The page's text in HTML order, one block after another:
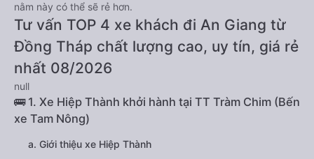
nằm này có thể sẽ rẻ hơn.
Tư vấn TOP 4 xe khách đi An Giang từ
Đồng Tháp chất lượng cao, uy tín, giá rẻ
nhất 08/2026
null
🚌 1. Xe Hiệp Thành khởi hành tại TT Tràm Chim (Bến
xe Tam Nông)
a. Giới thiệu xe Hiệp Thành